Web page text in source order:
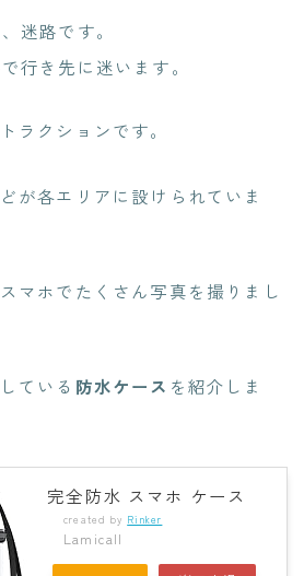
迷路です。
行き先に迷います。
ラクションです。
が各エリアに設けられていま
マホでたくさん写真を撮りまし
ている 防水ケース を紹介しま
完全防水 スマホ ケース
created by Rinker
Lamicall